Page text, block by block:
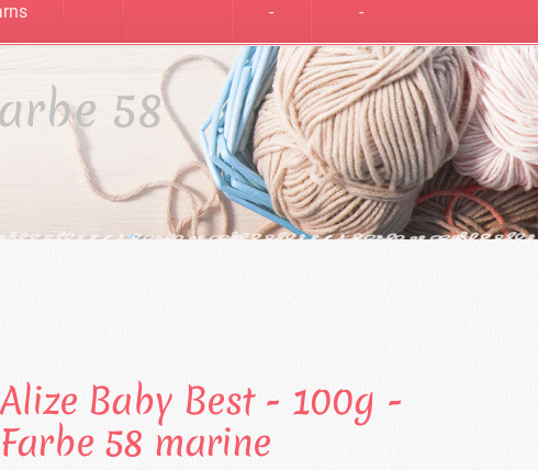
-
-
58
Alize Baby Best - 100g -
Farbe 58 marine